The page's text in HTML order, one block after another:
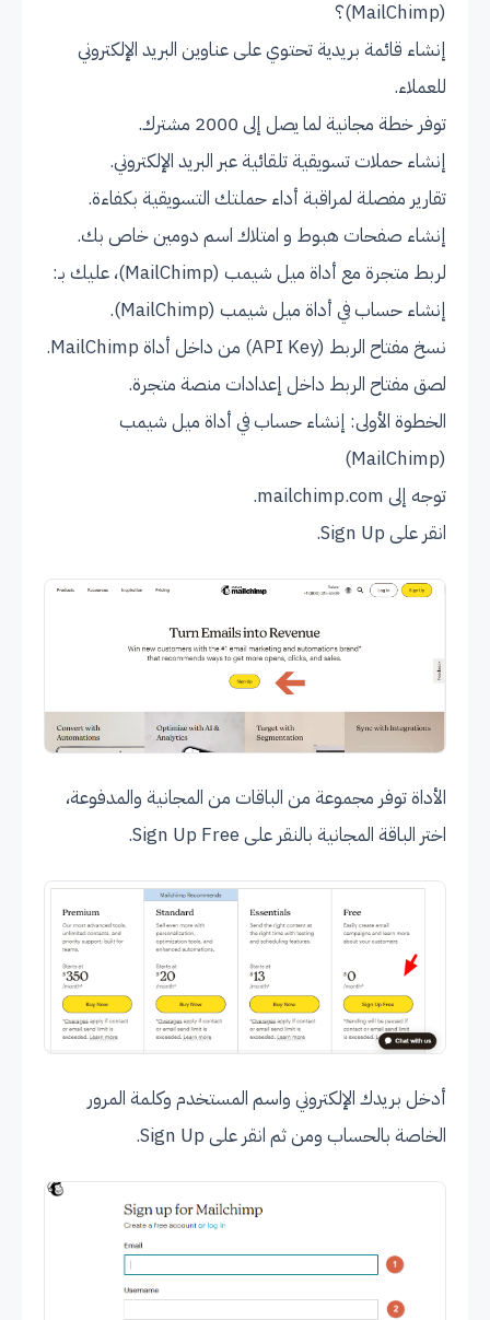
(MailChimp)؟
إنشاء قائمة بريدية تحتوي على عناوين البريد الإلكتروني
للعملاء.
توفر خطة مجانية لما يصل إلى 2000 مشترك.
إنشاء حملات تسويقية تلقائية عبر البريد الإلكتروني.
تقارير مفصلة لمراقبة أداء حملتك التسويقية بكفاءة.
إنشاء صفحات هبوط و امتلاك اسم دومين خاص بك.
لربط متجرة مع أداة ميل شيمب (MailChimp)، عليك بـ:
إنشاء حساب في أداة ميل شيمب (MailChimp).
نسخ مفتاح الربط (API Key) من داخل أداة MailChimp.
لصق مفتاح الربط داخل إعدادات منصة متجرة.
الخطوة الأولى: إنشاء حساب في أداة ميل شيمب
(MailChimp)
توجه إلى mailchimp.com
.
انقر على Sign Up.
الأداة توفر مجموعة من الباقات من المجانية والمدفوعة،
اختر الباقة المجانية بالنقر على Sign Up Free.
أدخل بريدك الإلكتروني واسم المستخدم وكلمة المرور
الخاصة بالحساب ومن ثم انقر على Sign Up.